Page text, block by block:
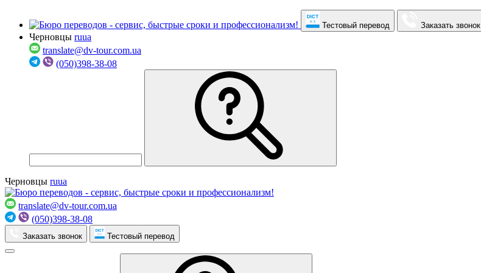
Тестовый перевод Заказать звонок
Черновцы ruua
translate@dv-tour.com.ua
(050)398-38-08
Черновцы ruua
translate@dv-tour.com.ua
(050)398-38-08
Заказать звонок Тестовый перевод